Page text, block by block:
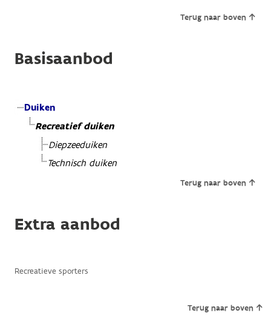
Terug naar boven
Basisaanbod
Duiken
Recreatief duiken
Diepzeeduiken
Technisch duiken
Terug naar boven
Extra aanbod
Recreatieve sporters
Terug naar boven